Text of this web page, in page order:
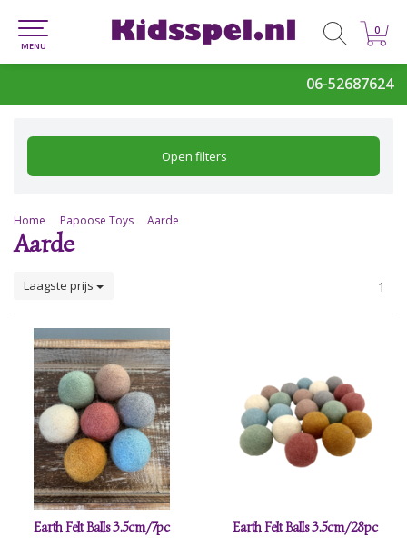
06-52687624
0
0
MENU
Open filters
Home Papoose Toys Aarde
Aarde
Laagste prijs 1
Earth Felt Balls 3.5cm/7pc
Earth Felt Balls 3.5cm/28pc